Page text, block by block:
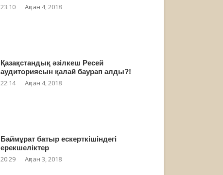
23:10 Ақпан 4, 2018
Қазақстандық әзілкеш Ресей
аудиториясын қалай баурап алды?!
22:14 Ақпан 4, 2018
Баймұрат батыр ескерткішіндегі
ерекшеліктер
20:29 Ақпан 3, 2018